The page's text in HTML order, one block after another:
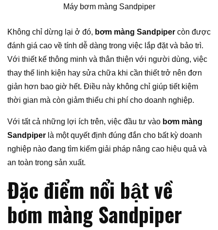
Máy bơm màng Sandpiper
Không chỉ dừng lại ở đó, bơm màng Sandpiper còn được
đánh giá cao về tính dễ dàng trong việc lắp đặt và bảo trì.
Với thiết kế thông minh và thân thiện với người dùng, việc
thay thế linh kiện hay sửa chữa khi cần thiết trở nên đơn
giản hơn bao giờ hết. Điều này không chỉ giúp tiết kiệm
thời gian mà còn giảm thiểu chi phí cho doanh nghiệp.
Với tất cả những lợi ích trên, việc đầu tư vào bơm màng
Sandpiper là một quyết định đúng đắn cho bất kỳ doanh
nghiệp nào đang tìm kiếm giải pháp nâng cao hiệu quả và
an toàn trong sản xuất.
Đặc điểm nổi bật về
bơm màng Sandpiper